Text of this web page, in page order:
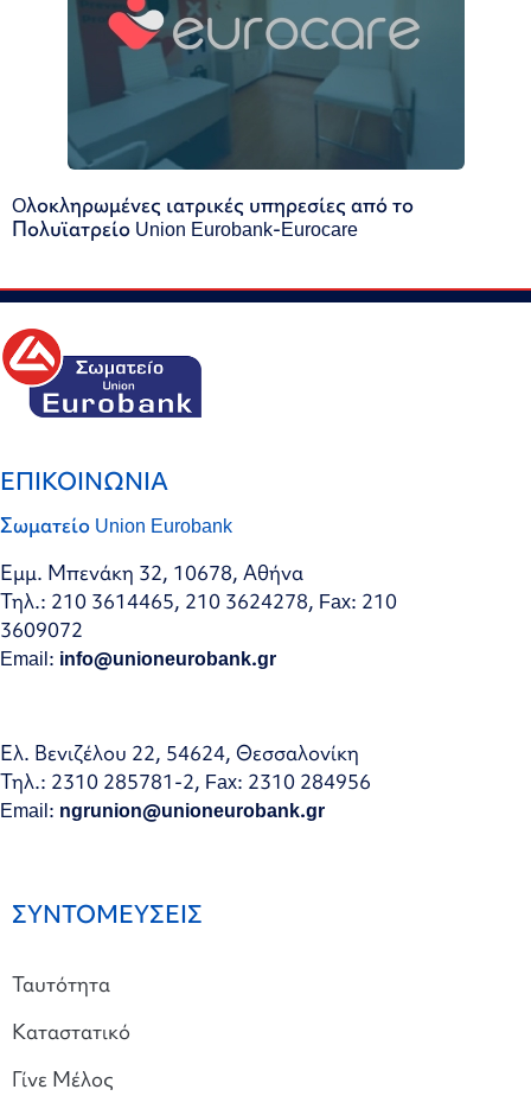
Oλοκληρωμένες ιατρικές υπηρεσίες από το
Πολυϊατρείο Union Eurobank-Eurocare
ΕΠΙΚΟΙΝΩΝΙΑ
Σωματείο Union Eurobank
Εμμ. Μπενάκη 32, 10678, Αθήνα
Τηλ.: 210 3614465, 210 3624278, Fax: 210
3609072
Email: info@unioneurobank.gr
Ελ. Βενιζέλου 22, 54624, Θεσσαλονίκη
Τηλ.: 2310 285781-2, Fax: 2310 284956
Email: ngrunion@unioneurobank.gr
ΣΥΝΤΟΜΕΥΣΕΙΣ
Ταυτότητα
Καταστατικό
Γίνε Μέλος